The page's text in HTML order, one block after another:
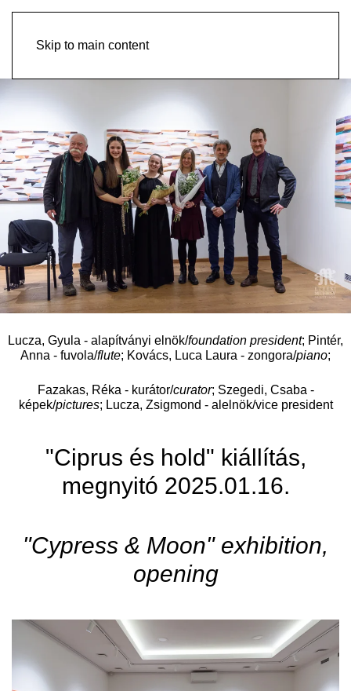
Skip to main content
Lucza, Gyula - alapítványi elnök/foundation president; Pintér,
Anna - fuvola/flute; Kovács, Luca Laura - zongora/piano;
Fazakas, Réka - kurátor/curator; Szegedi, Csaba -
képek/pictures; Lucza, Zsigmond - alelnök/vice president
"Ciprus és hold" kiállítás,
megnyitó 2025.01.16.
"Cypress & Moon" exhibition,
opening